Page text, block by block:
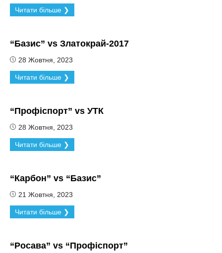
Читати більше ❯
“Базис” vs Златокрай-2017
28 Жовтня, 2023
Читати більше ❯
“Профіспорт” vs УТК
28 Жовтня, 2023
Читати більше ❯
“Карбон” vs “Базис”
21 Жовтня, 2023
Читати більше ❯
“Росава” vs “Профіспорт”